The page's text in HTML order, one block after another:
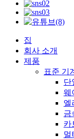
집
회사 소개
제품
표준 기
단
웨
엘
금
카
멀